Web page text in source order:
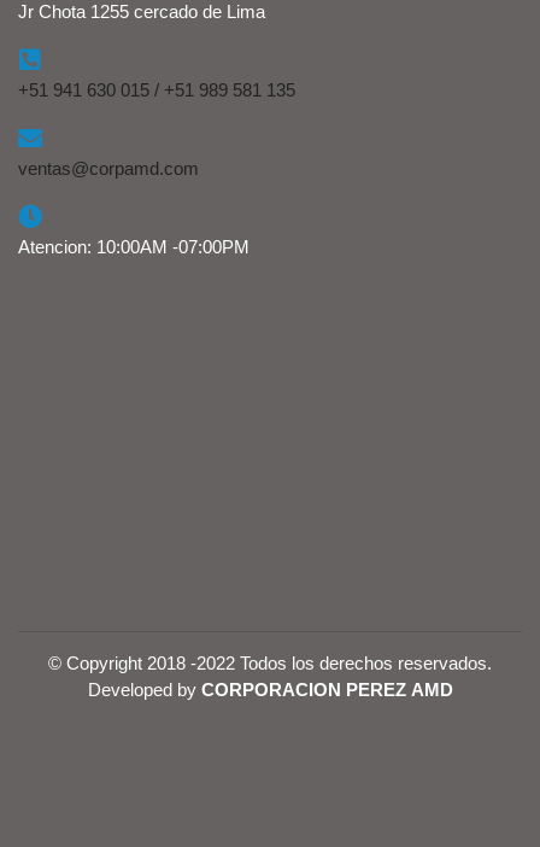
Jr Chota 1255 cercado de Lima
+51 941 630 015 / +51 989 581 135
ventas@corpamd.com
Atencion: 10:00AM -07:00PM
© Copyright 2018 -2022 Todos los derechos reservados.
Developed by CORPORACION PEREZ AMD